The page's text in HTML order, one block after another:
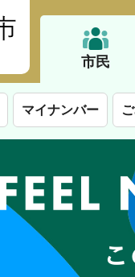
市民
マイナンバー